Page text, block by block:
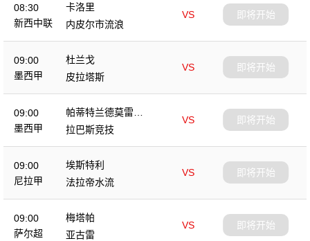
08:30
新西中联
卡洛里
VS
内皮尔市流浪
即将开始
09:00
墨西甲
杜兰戈
VS
皮拉塔斯
即将开始
09:00
墨西甲
帕蒂特兰德莫雷洛
斯
VS
拉巴斯竞技
即将开始
09:00
尼拉甲
埃斯特利
VS
法拉帝水流
即将开始
09:00
萨尔超
梅塔帕
VS
亚古雷
即将开始